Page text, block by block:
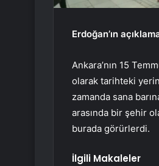
Erdoğan’ın
Ankara’nın 15
olarak tarihteki
zamanda sana
arasında bir şehir
burada görürlerdi.
İlgili Makaleler